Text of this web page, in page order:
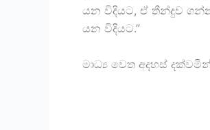
යන විදියට, ඒ තීන්දුව
යන විදියට.”
මාධ්‍ය වෙත අදහස්